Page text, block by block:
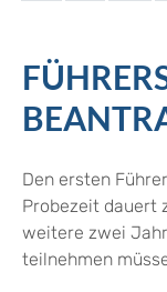
Den ersten
Probezeit dauert
weitere zwei
teilnehmen müs